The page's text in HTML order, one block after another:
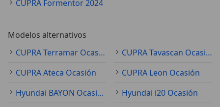
CUPRA Formentor 2024
Modelos alternativos
CUPRA Terramar Ocasión
CUPRA Tavascan Ocasión
CUPRA Ateca Ocasión
CUPRA Leon Ocasión
Hyundai BAYON Ocasión
Hyundai i20 Ocasión